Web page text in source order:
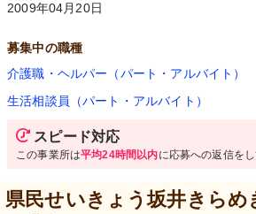
2009年04月20日
募集中の職種
介護職・ヘルパー（パート・アルバイト）
生活相談員（パート・アルバイト）
スピード対応
この事業所は平均24時間以内に応募への返信を
県民せいきょう坂井きらめ